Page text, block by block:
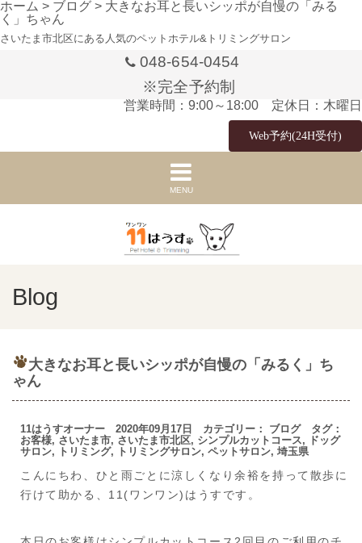
ホーム > ブログ > 大きなお耳と長いシッポが自慢の「みる
く」ちゃん
さいたま市北区にある人気のペットホテル&トリミングサロン
048-654-0454
※完全予約制
営業時間：9:00～18:00 定休日：木曜日
Web予約(24H受付)
MENU
Blog
大きなお耳と長いシッポが自慢の「みるく」ち
ゃん
11はうすオーナー 2020年09月17日 カテゴリー： ブログタグ：
お客様, さいたま市, さいたま市北区, シンプルカットコース,
ドッグ
サロン, トリミング, トリミングサロン, ペットサロン, 埼玉県
こんにちわ、ひと雨ごとに涼しくなり余裕を持って散歩に
行けて助かる、11(ワンワン)はうすです。